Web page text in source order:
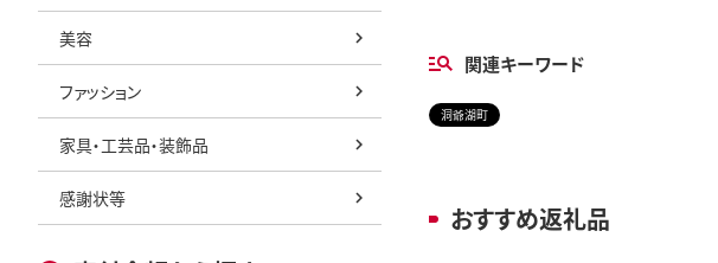
美容
ファッション
家具・工芸品・装飾品
感謝状等
関連キーワード
洞爺湖町
おすすめ返礼品